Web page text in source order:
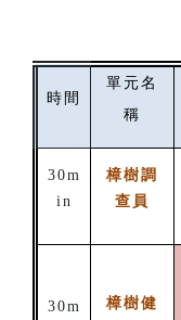
時間
單元名
稱
30m
in
樟樹調
查員
30m
樟樹健